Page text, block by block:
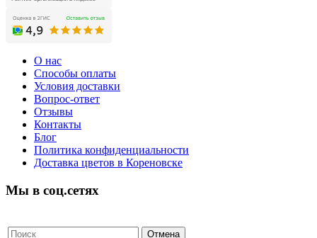
О нас
Способы оплаты
Условия доставки
Вопрос-ответ
Отзывы
Контакты
Блог
Политика конфиденциальности
Доставка цветов в Кореновске
Мы в соц.сетях